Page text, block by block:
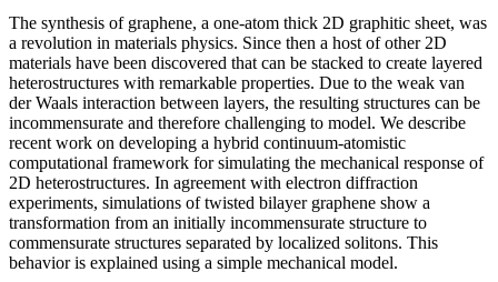
The synthesis of graphene, a one-atom thick 2D graphitic sheet, was
a revolution in materials physics. Since then a host of other 2D
materials have been discovered that can be stacked to create layered
heterostructures with remarkable properties. Due to the weak van
der Waals interaction between layers, the resulting structures can be
incommensurate and therefore challenging to model. We describe
recent work on developing a hybrid continuum-atomistic
computational framework for simulating the mechanical response of
2D heterostructures. In agreement with electron diffraction
experiments, simulations of twisted bilayer graphene show a
transformation from an initially incommensurate structure to
commensurate structures separated by localized solitons. This
behavior is explained using a simple mechanical model.